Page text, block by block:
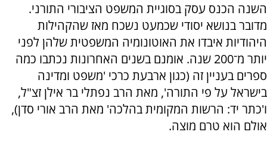
השנה הכנס עסק בסוגיית המשפט הציבורי התורני.
מדובר בנושא יסודי שכמעט נשכח מאז שהקהילות
היהודיות איבדו את האוטונומיה המשפטית שלהן לפני
יותר מ־200 שנה. אומנם בשנים האחרונות נכתבו כמה
ספרים בעניין זה (כגון ארבעת כרכי 'משפט ומדינה
בישראל על פי התורה', מאת הרב נפתלי בר אילן זצ"ל,
ו'כתר יד: הרשות המקומית בהלכה' מאת הרב אורי סדן),
אולם הוא טרם מוצה.